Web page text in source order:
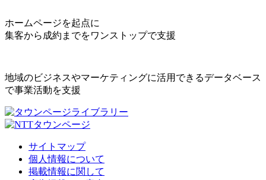
ホームページを起点に
集客から成約までをワンストップで支援
地域のビジネスやマーケティングに活用できるデータベース
で事業活動を支援
サイトマップ
個人情報について
掲載情報に関して